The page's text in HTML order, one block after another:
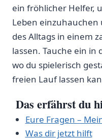
ein fröhlicher Helfer,
Leben‍ einzuhauchen
des Alltags in einem
lassen. Tauche ein in
wo du spielerisch
freien Lauf lassen
Das erfährst du
Eure Fragen –
Was dir jetzt hilft